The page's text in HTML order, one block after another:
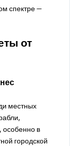
спектре —
от
местных
особенно в
городской